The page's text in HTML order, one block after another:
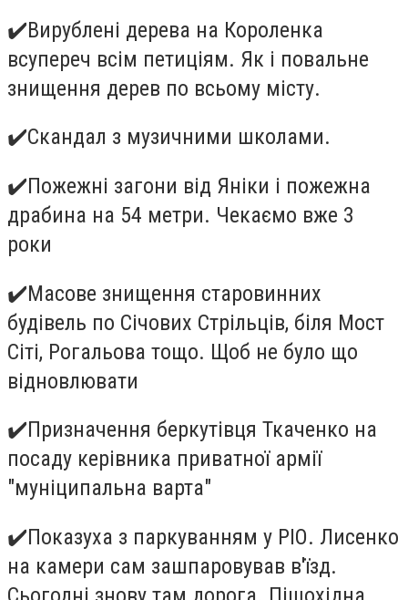
✔️Вирублені дерева на Короленка
всупереч всім петиціям. Як і повальне
знищення дерев по всьому місту.
✔️Скандал з музичними школами.
✔️Пожежні загони від Яніки і пожежна
драбина на 54 метри. Чекаємо вже 3
роки
✔️Масове знищення старовинних
будівель по Січових Стрільців, біля Мост
Сіті, Рогальова тощо. Щоб не було що
відновлювати
✔️Призначення беркутівця Ткаченко на
посаду керівника приватної армії
"муніципальна варта"
✔️Показуха з паркуванням у РІО. Лисенко
на камери сам зашпаровував в'їзд.